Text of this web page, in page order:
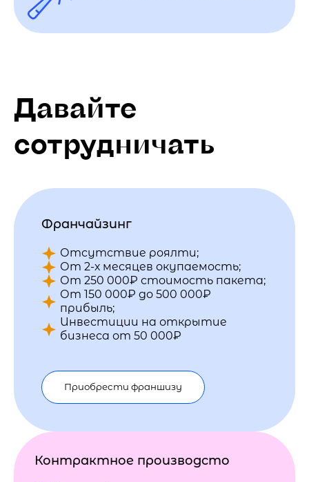
Давайте
сотрудничать
Франчайзинг
Отсутствие роялти;
От 2-х месяцев окупаемость;
От 250 000₽ стоимость пакета;
От 150 000₽ до 500 000₽
прибыль;
Инвестиции на открытие
бизнеса от 50 000₽
Приобрести франшизу
Контрактное производсто